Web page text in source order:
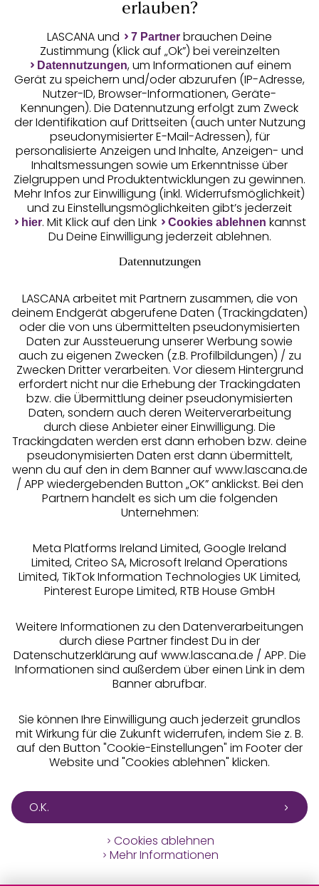
Corsage und Negligé von LASCANA und anderen
Dessous-Marken versprühst du stets einen
weiblichen Charme. Lass dich von Dessous mit
edlenSpitzen-BHs, Corsagen mit Spitze oder
transparenten Negligés verführen!
Unsere Apps
Gratis Versand ab50 €
Kostenlose Retoure
Ratenkauf **
Services
Beratung
Über uns
Rechtliches
Alle Preise inkl. MwSt., zzgl.
Versandkosten
erlauben?
LASCANA und 7 Partner brauchen Deine
Zustimmung (Klick auf „Ok”) bei vereinzelten
Datennutzungen, um Informationen auf einem
Gerät zu speichern und/oder abzurufen (IP-Adresse,
Nutzer-ID, Browser-Informationen, Geräte-
Kennungen). Die Datennutzung erfolgt zum Zweck
der Identifikation auf Drittseiten (auch unter Nutzung
pseudonymisierter E-Mail-Adressen), für
personalisierte Anzeigen und Inhalte, Anzeigen- und
Inhaltsmessungen sowie um Erkenntnisse über
Zielgruppen und Produktentwicklungen zu gewinnen.
Mehr Infos zur Einwilligung (inkl. Widerrufsmöglichkeit)
und zu Einstellungsmöglichkeiten gibt’s jederzeit
hier. Mit Klick auf den Link Cookies ablehnen kannst
Du Deine Einwilligung jederzeit ablehnen.
Datennutzungen
LASCANA arbeitet mit Partnern zusammen, die von
deinem Endgerät abgerufene Daten (Trackingdaten)
oder die von uns übermittelten pseudonymisierten
Daten zur Aussteuerung unserer Werbung sowie
auch zu eigenen Zwecken (z.B. Profilbildungen) / zu
Zwecken Dritter verarbeiten. Vor diesem Hintergrund
erfordert nicht nur die Erhebung der Trackingdaten
bzw. die Übermittlung deiner pseudonymisierten
Daten, sondern auch deren Weiterverarbeitung
durch diese Anbieter einer Einwilligung. Die
Trackingdaten werden erst dann erhoben bzw. deine
pseudonymisierten Daten erst dann übermittelt,
wenn du auf den in dem Banner auf www.lascana.de
/ APP wiedergebenden Button „OK” anklickst. Bei den
Partnern handelt es sich um die folgenden
Unternehmen:
Meta Platforms Ireland Limited, Google Ireland
Limited, Criteo SA, Microsoft Ireland Operations
Limited, TikTok Information Technologies UK Limited,
Pinterest Europe Limited, RTB House GmbH
Weitere Informationen zu den Datenverarbeitungen
durch diese Partner findest Du in der
Datenschutzerklärung auf www.lascana.de / APP. Die
Informationen sind außerdem über einen Link in dem
Banner abrufbar.
Sie können Ihre Einwilligung auch jederzeit grundlos
mit Wirkung für die Zukunft widerrufen, indem Sie z. B.
auf den Button "Cookie-Einstellungen" im Footer der
Website und "Cookies ablehnen" klicken.
O.K.
Cookies ablehnen
Mehr Informationen